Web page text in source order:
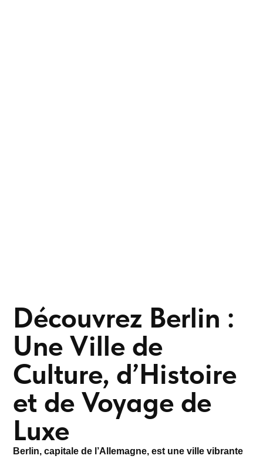
Découvrez Berlin :
Une Ville de
Culture, d’Histoire
et de Voyage de
Luxe
Berlin, capitale de l’Allemagne, est une ville vibrante